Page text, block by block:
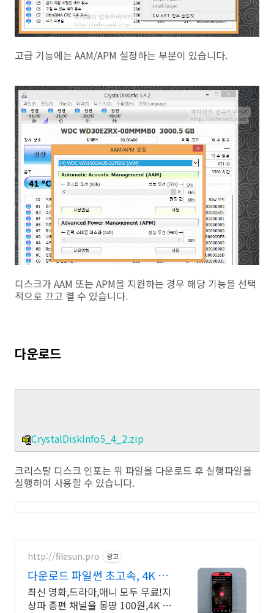
고급 기능에는 AAM/APM 설정하는 부분이 있습니다.
디스크가 AAM 또는 APM을 지원하는 경우 해당 기능을 선택
적으로 끄고 켤 수 있습니다.
다운로드
CrystalDiskInfo5_4_2.zip
크리스탈 디스크 인포는 위 파일을 다운로드 후 실행파일을
실행하여 사용할 수 있습니다.
http://filesun.pro 광고
다운로드 파일썬 초고속, 4K 실
시간 보기!
최신 영화,드라마,애니 모두 무료!지
상파 종편 채널을 몽땅 100원,4K 스